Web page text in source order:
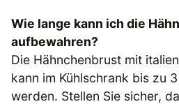
Wie lange kann ich die
aufbewahren?
Die Hähnchenbrust mit
kann im Kühlschrank bis zu
werden. Stellen Sie sicher,